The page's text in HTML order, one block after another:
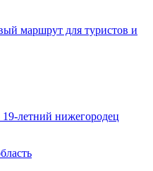
маршрут для туристов и
летний нижегородец